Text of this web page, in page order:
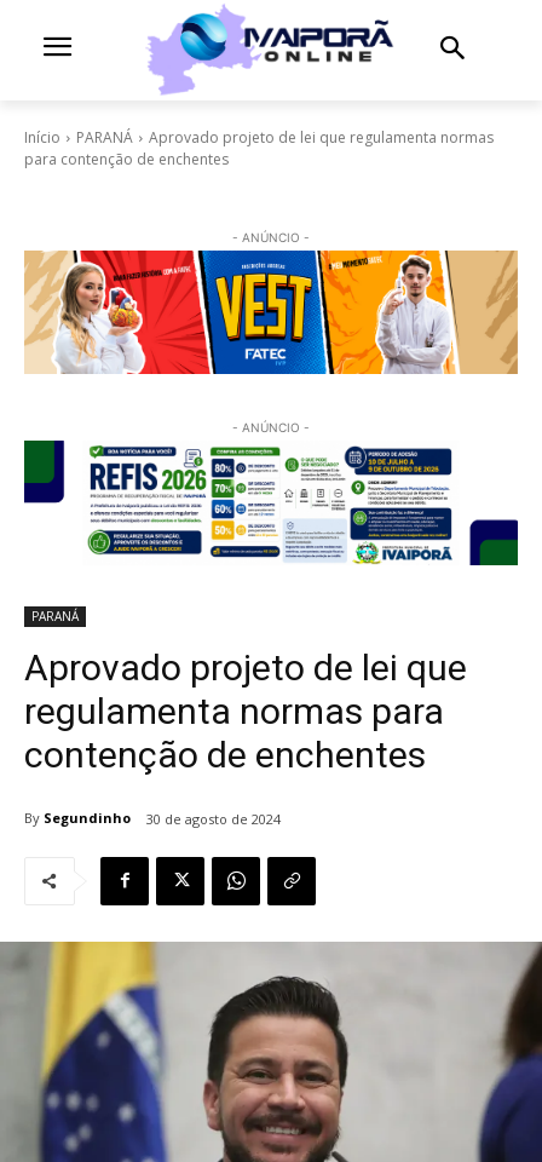
Início PARANÁ
Aprovado projeto de lei que regulamenta normas
para contenção de enchentes
- ANÚNCIO -
- ANÚNCIO -
PARANÁ
Aprovado projeto de lei que
regulamenta normas para
contenção de enchentes
By Segundinho 30 de agosto de 2024